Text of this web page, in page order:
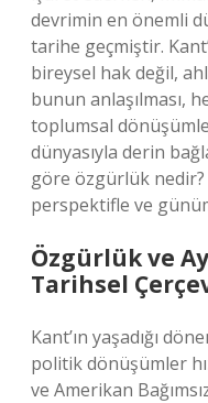
devrimin en önemli
tarihe geçmiştir.
bireysel hak değil,
bunun anlaşılması,
toplumsal
dünyasıyla derin
göre özgürlük
perspektifle ve
Özgürlük ve
Tarihsel
Kant’ın yaşadığı
politik dönüşümler
ve Amerikan